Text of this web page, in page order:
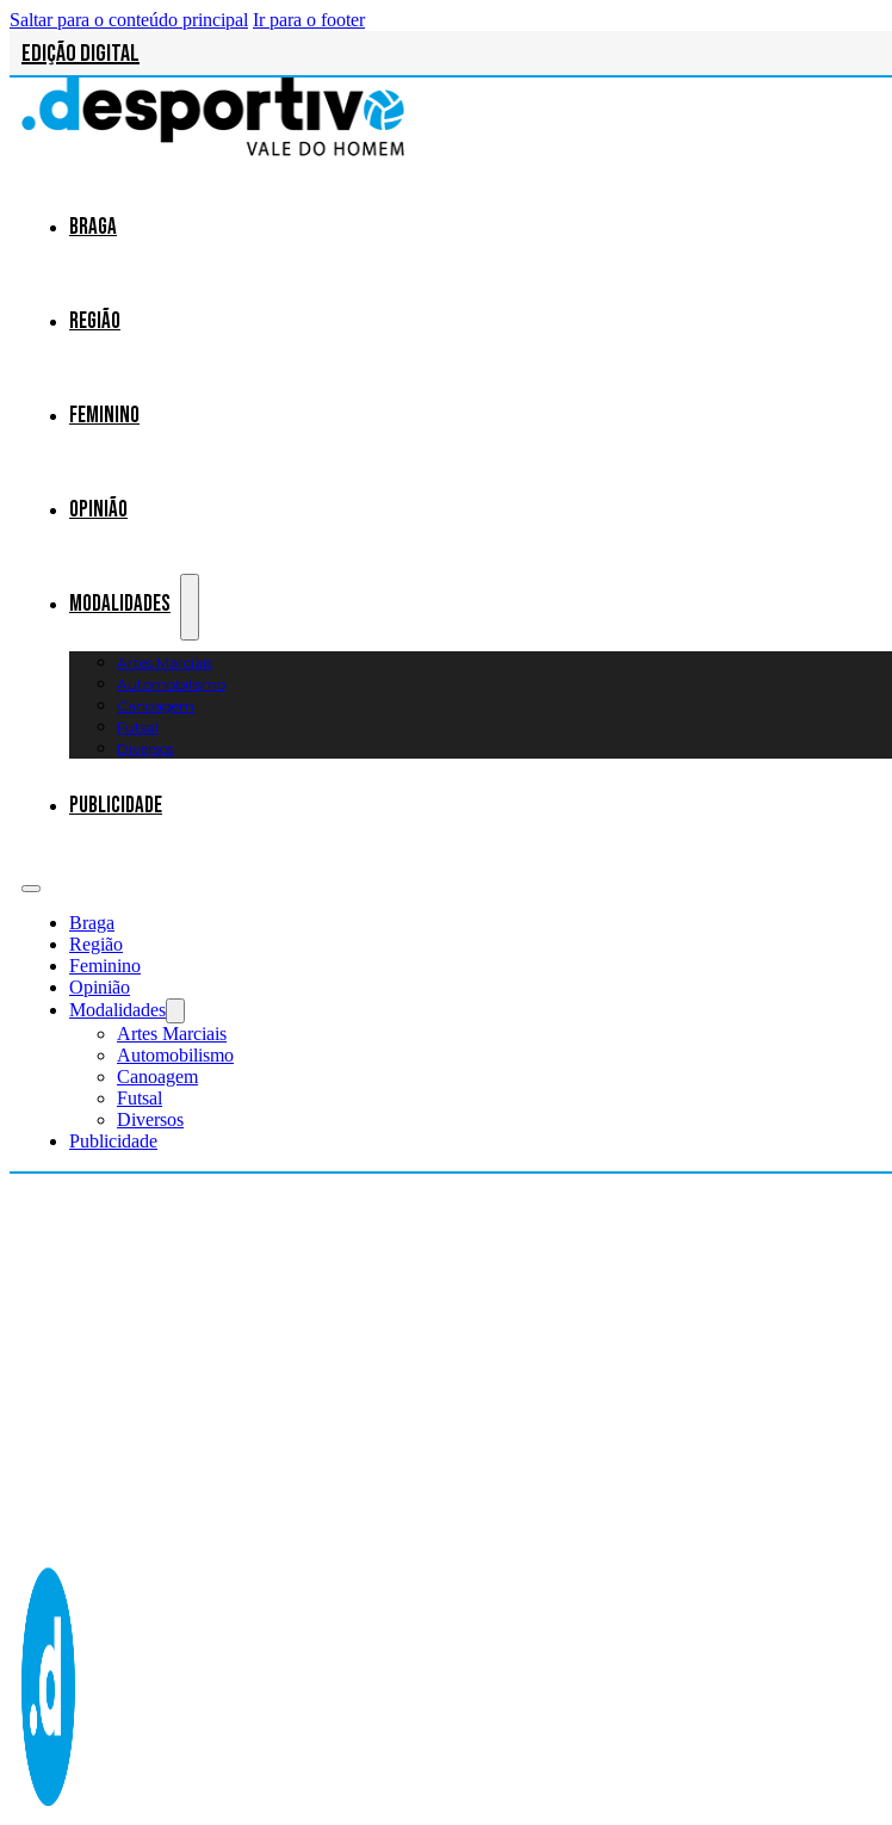
Saltar para o conteúdo principal Ir para o footer
Edição Digital
Braga
Região
Feminino
Opinião
Modalidades
Artes Marciais
Automobilismo
Canoagem
Futsal
Diversos
Publicidade
Braga
Região
Feminino
Opinião
Modalidades
Artes Marciais
Automobilismo
Canoagem
Futsal
Diversos
Publicidade